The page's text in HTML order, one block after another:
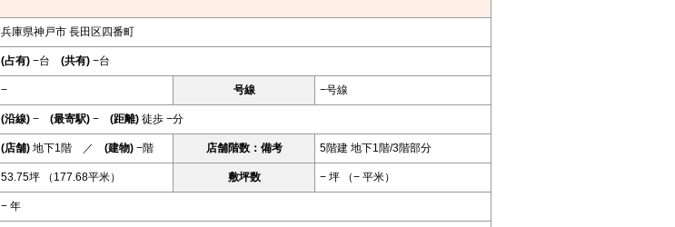
兵庫県神戸市 長田区四番町
(占有) −台 (共有) −台
− 号線 −号線
(沿線) − (最寄駅) − (距離) 徒歩 −分
(店舗) 地下1階 ／ (建物) −階 店舗階数：備考 5階建 地下1階/3階部分
53.75坪 （177.68平米） 敷坪数 − 坪 （− 平米）
− 年